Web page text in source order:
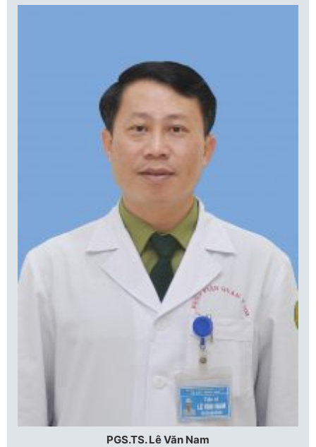
PGS.TS. Lê Văn Nam